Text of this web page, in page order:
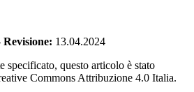
Revisione: 13.04.2024
specificato, questo articolo è stato
Commons Attribuzione 4.0 Italia.